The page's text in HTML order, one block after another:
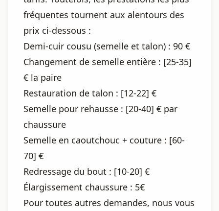
fréquentes tournent aux alentours des
prix ci-dessous :
Demi-cuir cousu (semelle et talon) : 90 €
Changement de semelle entière : [25-35]
€ la paire
Restauration de talon : [12-22] €
Semelle pour rehausse : [20-40] € par
chaussure
Semelle en caoutchouc + couture : [60-
70] €
Redressage du bout : [10-20] €
Élargissement chaussure : 5€
Pour toutes autres demandes, nous vous